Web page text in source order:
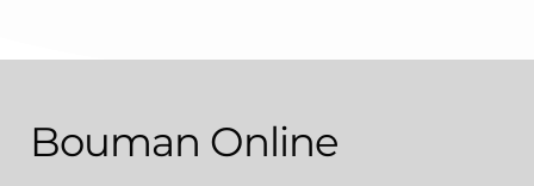
Bouman Online